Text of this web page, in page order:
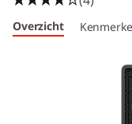
aOverzicht